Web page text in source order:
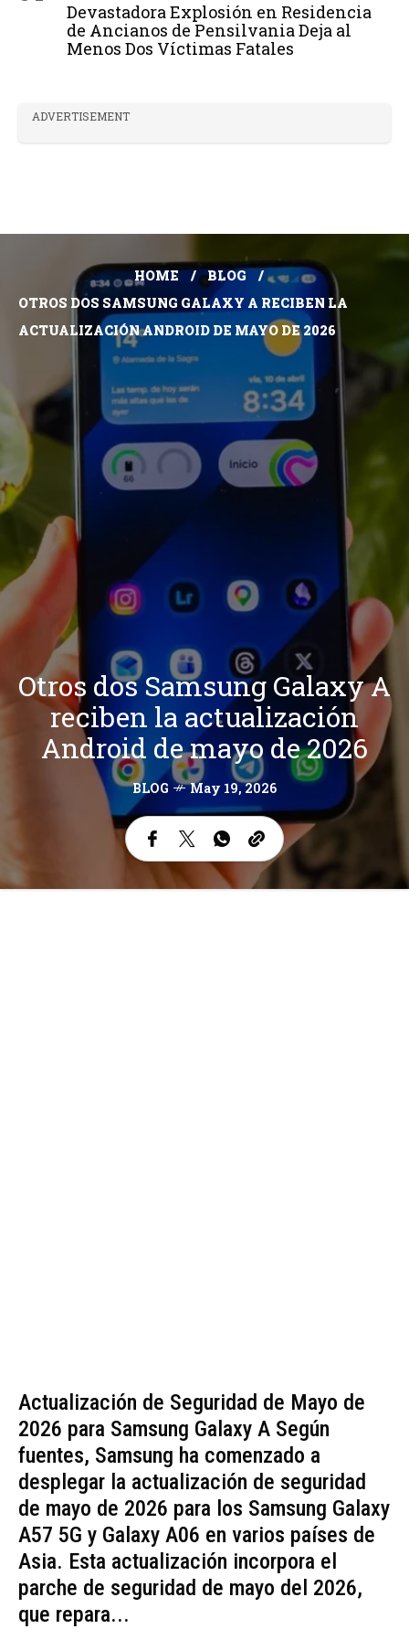
Devastadora Explosión en Residencia
de Ancianos de Pensilvania Deja al
Menos Dos Víctimas Fatales
ADVERTISEMENT
HOME
BLOG
OTROS DOS SAMSUNG GALAXY A RECIBEN LA
ACTUALIZACIÓN ANDROID DE MAYO DE 2026
Otros dos Samsung Galaxy A
reciben la actualización
Android de mayo de 2026
BLOG May 19, 2026
Actualización de Seguridad de Mayo de
2026 para Samsung Galaxy A Según
fuentes, Samsung ha comenzado a
desplegar la actualización de seguridad
de mayo de 2026 para los Samsung Galaxy
A57 5G y Galaxy A06 en varios países de
Asia. Esta actualización incorpora el
parche de seguridad de mayo del 2026,
que repara...